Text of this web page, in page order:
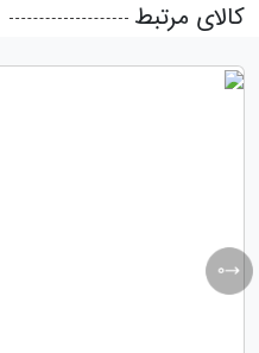
کالای مرتبط